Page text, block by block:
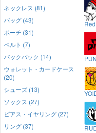
ネックレス (81)
バッグ (43)
ポーチ (31)
ベルト (7)
バックパック (14)
ウォレット・カードケース
(20)
シューズ (13)
ソックス (27)
ピアス・イヤリング (27)
リング (37)